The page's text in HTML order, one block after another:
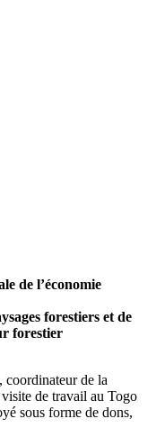
de l’économie
forestiers et de
forestier
, coordinateur de la
de travail au Togo
sous forme de dons,